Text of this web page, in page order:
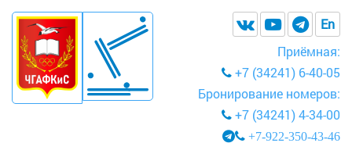
En
Приёмная:
+7 (34241) 6-40-05
Бронирование номеров:
+7 (34241) 4-34-00
+7-922-350-43-46